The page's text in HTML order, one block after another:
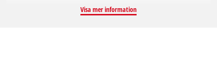
kvartsit. Den medföljande sidoborsten är perfekt för arbete
Visa mer information